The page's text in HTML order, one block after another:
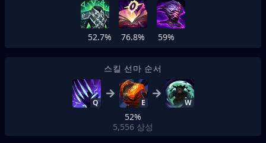
52.7% 76.8% 59%
스킬 선마 순서
Q E W
52%
5,556 상성